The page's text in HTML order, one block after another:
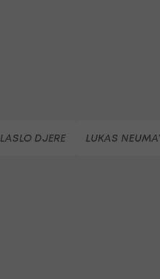
LASLO DJERE LUKAS